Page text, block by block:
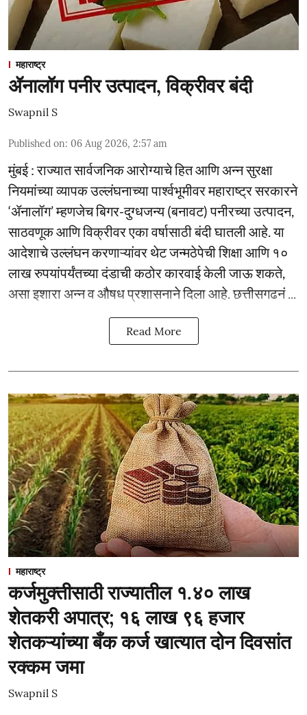
महाराष्ट्र
ॲनालॉग पनीर उत्पादन, विक्रीवर बंदी
Swapnil S
Published on: 06 Aug 2026, 2:57 am
मुंबई : राज्यात सार्वजनिक आरोग्याचे हित आणि अन्न सुरक्षा
नियमांच्या व्यापक उल्लंघनाच्या पार्श्वभूमीवर महाराष्ट्र सरकारने
‘ॲनालॉग’ म्हणजेच बिगर-दुग्धजन्य (बनावट) पनीरच्या उत्पादन,
साठवणूक आणि विक्रीवर एका वर्षासाठी बंदी घातली आहे. या
आदेशाचे उल्लंघन करणाऱ्यांवर थेट जन्मठेपेची शिक्षा आणि १०
लाख रुपयांपर्यंतच्या दंडाची कठोर कारवाई केली जाऊ शकते,
असा इशारा अन्न व औषध प्रशासनाने दिला आहे. छत्तीसगढनं ...
Read More
महाराष्ट्र
कर्जमुक्तीसाठी राज्यातील १.४० लाख
शेतकरी अपात्र; १६ लाख ९६ हजार
शेतकऱ्यांच्या बँक कर्ज खात्यात दोन दिवसांत
रक्कम जमा
Swapnil S